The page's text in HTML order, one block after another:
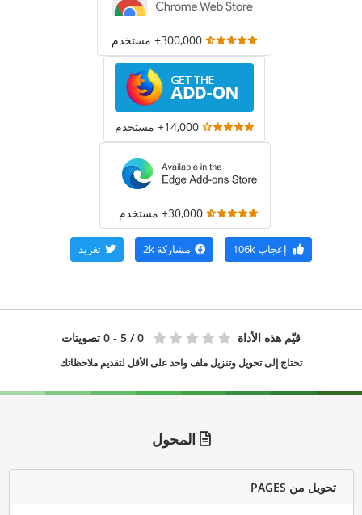
300,000+ مستخدم
14,000+ مستخدم
30,000+ مستخدم
إعجاب106k مشاركة 2k تغريد
قيّم هذه الأداة 0 / 5 - 0 تصويتات
تحتاج إلى تحويل وتنزيل ملف واحد على الأقل لتقديم ملاحظاتك
المحول
تحويل من PAGES